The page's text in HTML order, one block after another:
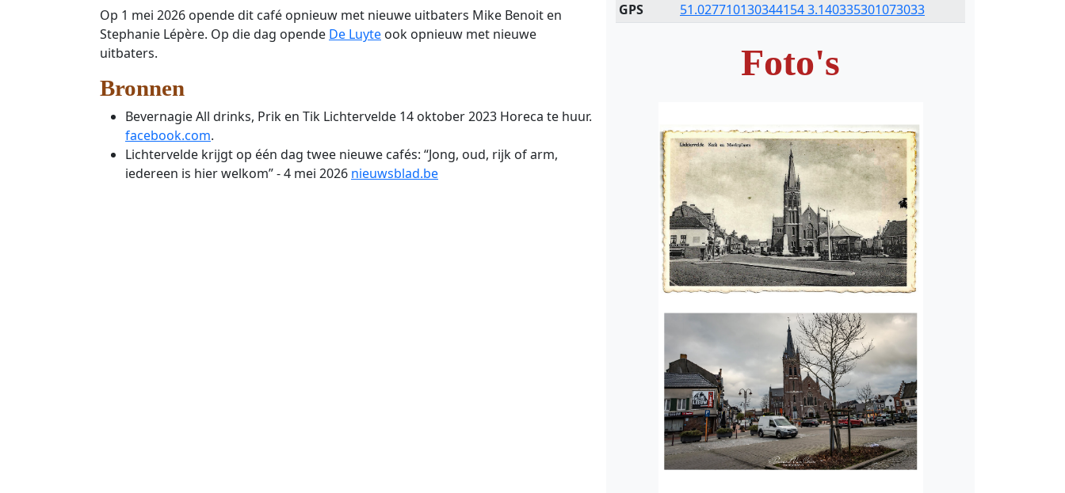
Op 1 mei 2026 opende dit café opnieuw met nieuwe uitbaters Mike Benoit en
Stephanie Lépère. Op die dag opende De Luyte ook opnieuw met nieuwe
uitbaters.
Bronnen
Bevernagie All drinks, Prik en Tik Lichtervelde 14 oktober 2023 Horeca te huur.
facebook.com.
Lichtervelde krijgt op één dag twee nieuwe cafés: “Jong, oud, rijk of arm,
iedereen is hier welkom” - 4 mei 2026 nieuwsblad.be
GPS
51.027710130344154 3.140335301073033
Foto's